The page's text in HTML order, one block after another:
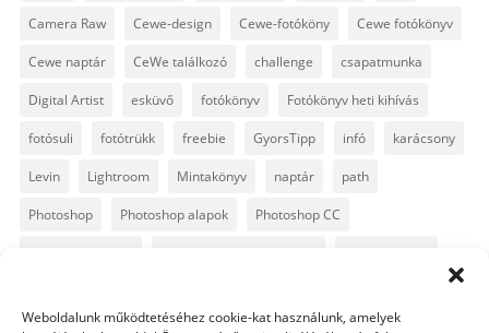
Weboldalunk működtetéséhez cookie-kat használunk, amelyek
Camera Raw Cewe-design Cewe-fotóköny Cewe fotókönyv
Cewe naptár CeWe találkozó challenge csapatmunka
Digital Artist esküvő fotókönyv Fotókönyv heti kihívás
fotósuli fotótrükk freebie GyorsTipp infó karácsony
Levin Lightroom Mintakönyv naptár path
Photoshop Photoshop alapok Photoshop CC